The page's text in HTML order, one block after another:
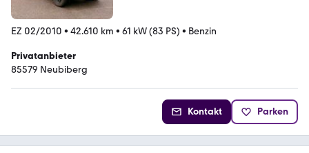
EZ 02/2010 • 42.610 km • 61 kW (83 PS) • Benzin
Privatanbieter
85579 Neubiberg
Kontakt Parken